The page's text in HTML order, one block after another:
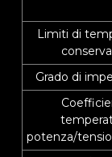
Limiti di
Grado di
potenza/